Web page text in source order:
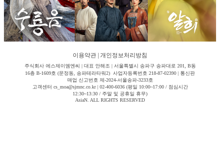
이용약관 개인정보처리방침
주식회사 에스제이엠엔씨 | 대표 안해조 | 서울특별시 송파구 송파대로 201, B동
16층 B-1609호 (문정동, 송파테라타워2) 사업자등록번호 218-87-02390 | 통신판
매업 신고번호 제-2024-서울송파-3233호
고객센터 cs_moa@sjmnc.co.kr | 02-400-6036 (평일 10:00~17:00 / 점심시간
12:30~13:30 / 주말 및 공휴일 휴무)
AsiaN. ALL RIGHTS RESERVED